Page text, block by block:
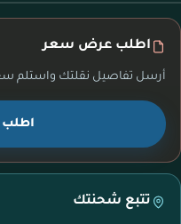
اطلب عرض سعر
أرسل تفاصيل نقلتك واستلم
تتبع شحنتك